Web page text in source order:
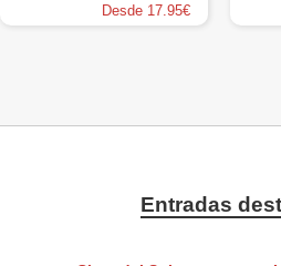
Desde 17.95€
Entradas